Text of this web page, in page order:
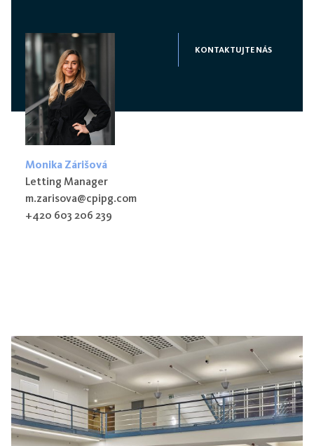
KONTAKTUJTE NÁS
Monika Zárišová
Letting Manager
m.zarisova@cpipg.com
+420 603 206 239